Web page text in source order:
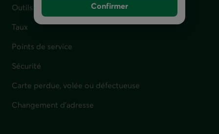
Confirmer
Outils et calculateurs
Taux
Points de service
Sécurité
Carte perdue, volée ou défectueuse
Changement d'adresse